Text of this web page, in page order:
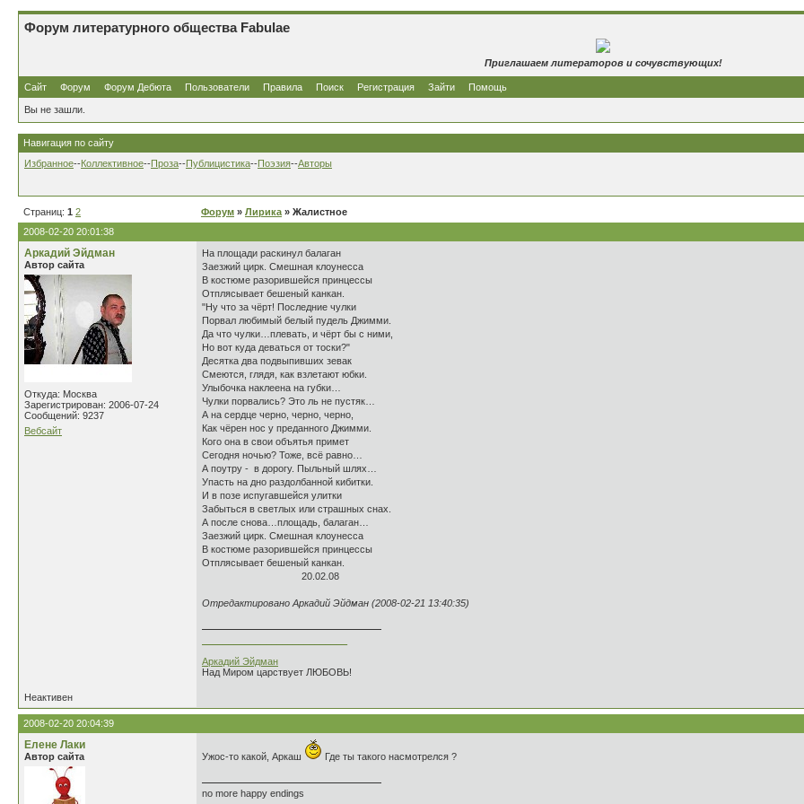
Форум литературного общества Fabulae
Приглашаем литераторов и сочувствующих!
Сайт Форум Форум Дебюта Пользователи Правила Поиск Регистрация Зайти Помощь
Вы не зашли.
Навигация по сайту
Избранное--Коллективное--Проза--Публицистика--Поэзия--Авторы
Страниц: 1 2 Форум » Лирика » Жалистное
2008-02-20 20:01:38
Аркадий Эйдман
Автор сайта
Откуда: Москва
Зарегистрирован: 2006-07-24
Сообщений: 9237
Вебсайт
На площади раскинул балаган
Заезжий цирк. Смешная клоунесса
В костюме разорившейся принцессы
Отплясывает бешеный канкан.
"Ну что за чёрт! Последние чулки
Порвал любимый белый пудель Джимми.
Да что чулки…плевать, и чёрт бы с ними,
Но вот куда деваться от тоски?"
Десятка два подвыпивших зевак
Смеются, глядя, как взлетают юбки.
Улыбочка наклеена на губки…
Чулки порвались? Это ль не пустяк…
А на сердце черно, черно, черно,
Как чёрен нос у преданного Джимми.
Кого она в свои объятья примет
Сегодня ночью? Тоже, всё равно…
А поутру - в дорогу. Пыльный шлях…
Упасть на дно раздолбанной кибитки.
И в позе испугавшейся улитки
Забыться в светлых или страшных снах.
А после снова…площадь, балаган…
Заезжий цирк. Смешная клоунесса
В костюме разорившейся принцессы
Отплясывает бешеный канкан.
20.02.08
Отредактировано Аркадий Эйдман (2008-02-21 13:40:35)
Аркадий Эйдман
Над Миром царствует ЛЮБОВЬ!
Неактивен
2008-02-20 20:04:39
Елене Лаки
Автор сайта Ужос-то какой, Аркаш Где ты такого насмотрелся ?
no more happy endings